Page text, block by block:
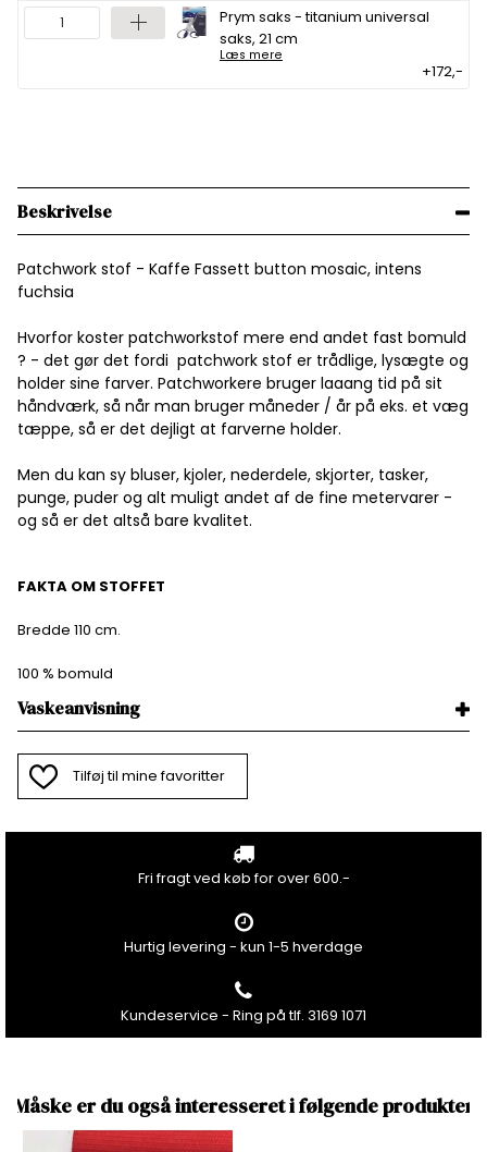
Prym saks - titanium universal
saks, 21 cm
Læs mere
+172,-
Beskrivelse
Patchwork stof - Kaffe Fassett button mosaic, intens
fuchsia
Hvorfor koster patchworkstof mere end andet fast bomuld
? - det gør det fordi patchwork stof er trådlige, lysægte og
holder sine farver. Patchworkere bruger laaang tid på sit
håndværk, så når man bruger måneder / år på eks. et væg
tæppe, så er det dejligt at farverne holder.
Men du kan sy bluser, kjoler, nederdele, skjorter, tasker,
punge, puder og alt muligt andet af de fine metervarer -
og så er det altså bare kvalitet.
FAKTA OM STOFFET
Bredde 110 cm.
100 % bomuld
Vaskeanvisning
Tilføj til mine favoritter
Fri fragt ved køb for over 600.-
Hurtig levering - kun 1-5 hverdage
Kundeservice - Ring på tlf. 3169 1071
Måske er du også interesseret i følgende produkter